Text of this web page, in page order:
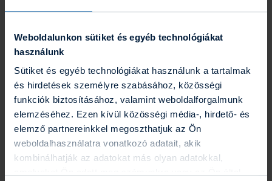
Weboldalunkon sütiket és egyéb technológiákat
használunk
Sütiket és egyéb technológiákat használunk a tartalmak
és hirdetések személyre szabásához, közösségi
funkciók biztosításához, valamint weboldalforgalmunk
elemzéséhez. Ezen kívül közösségi média-, hirdető- és
elemző partnereinkkel megoszthatjuk az Ön
weboldalhasználatra vonatkozó adatait, akik
kombinálhatják az adatokat más olyan adatokkal,
UNIQA business Felelősség­biztosítás
Anyagi védelem vállalkozásoknak, egyszerű, online
díjkalkulációval.
Befektetések